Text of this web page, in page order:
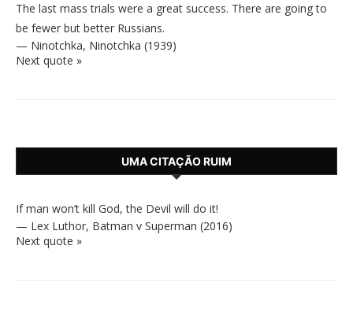
The last mass trials were a great success. There are going to
be fewer but better Russians.
— Ninotchka, Ninotchka (1939)
Next quote »
UMA CITAÇÃO RUIM
If man won’t kill God, the Devil will do it!
— Lex Luthor, Batman v Superman (2016)
Next quote »